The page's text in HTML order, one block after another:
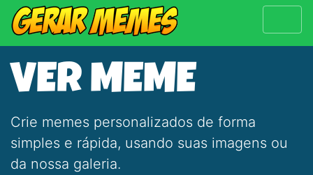
VER MEME
Crie memes personalizados de forma
simples e rápida, usando suas imagens ou
da nossa galeria.